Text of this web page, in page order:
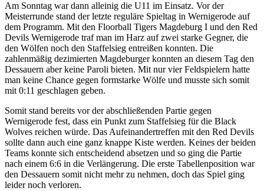
Am Sonntag war dann alleinig die U11 im Einsatz. Vor der
Meisterrunde stand der letzte reguläre Spieltag in Wernigerode auf
dem Programm. Mit den Floorball Tigers Magdeburg I und den Red
Devils Wernigerode traf man im Harz auf zwei starke Gegner, die
den Wölfen noch den Staffelsieg entreißen konnten. Die
zahlenmäßig dezimierten Magdeburger konnten an diesem Tag den
Dessauern aber keine Paroli bieten. Mit nur vier Feldspielern hatte
man keine Chance gegen formstarke Wölfe und musste sich somit
mit 0:11 geschlagen geben.
Somit stand bereits vor der abschließenden Partie gegen
Wernigerode fest, dass ein Punkt zum Staffelsieg für die Black
Wolves reichen würde. Das Aufeinandertreffen mit den Red Devils
sollte dann auch eine ganz knappe Kiste werden. Keines der beiden
Teams konnte sich entscheidend absetzen und so ging die Partie
nach einem 6:6 in die Verlängerung. Die erste Tabellenposition war
den Dessauern somit nicht mehr zu nehmen, doch das Spiel ging
leider noch verloren.